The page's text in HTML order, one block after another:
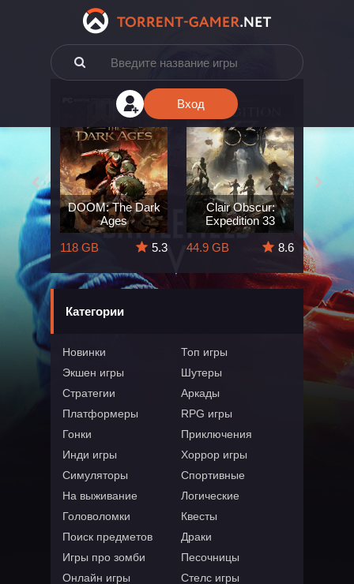
Вход
The
5.7
DOOM: The Dark
Ages
118 GB
5.3
Clair Obscur:
Expedition 33
44.9 GB
8.6
164 GB
Категории
Новинки
Топ игры
Экшен игры
Шутеры
Стратегии
Аркады
Платформеры
RPG игры
Гонки
Приключения
Инди игры
Хоррор игры
Симуляторы
Спортивные
На выживание
Логические
Головоломки
Квесты
Поиск предметов
Драки
Игры про зомби
Песочницы
Онлайн игры
Стелс игры